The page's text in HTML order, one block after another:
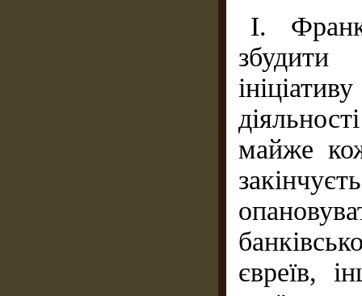
І.
збудити
майже
євреїв,